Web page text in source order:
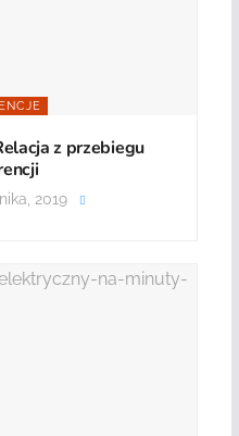
z przebiegu
2019